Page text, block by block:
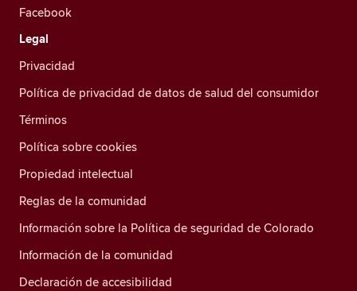
Facebook
Legal
Privacidad
Política de privacidad de datos de salud del consumidor
Términos
Política sobre cookies
Propiedad intelectual
Reglas de la comunidad
Información sobre la Política de seguridad de Colorado
Información de la comunidad
Declaración de accesibilidad